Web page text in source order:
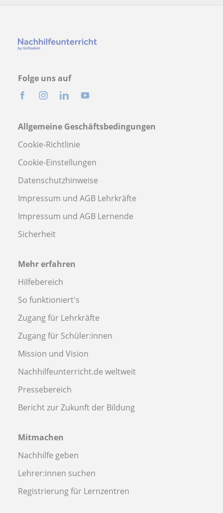
Folge uns auf
Allgemeine Geschäftsbedingungen
Cookie-Richtlinie
Cookie-Einstellungen
Datenschutzhinweise
Impressum und AGB Lehrkräfte
Impressum und AGB Lernende
Sicherheit
Mehr erfahren
Hilfebereich
So funktioniert's
Zugang für Lehrkräfte
Zugang für Schüler:innen
Mission und Vision
Nachhilfeunterricht.de weltweit
Pressebereich
Bericht zur Zukunft der Bildung
Mitmachen
Nachhilfe geben
Lehrer:innen suchen
Registrierung für Lernzentren